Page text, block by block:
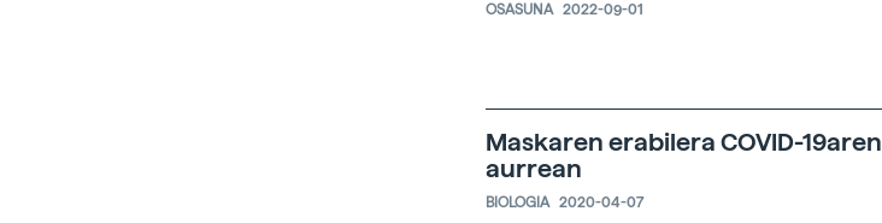
OSASUNA 2022-09-01
Maskaren erabilera COVID-19aren
aurrean
BIOLOGIA 2020-04-07